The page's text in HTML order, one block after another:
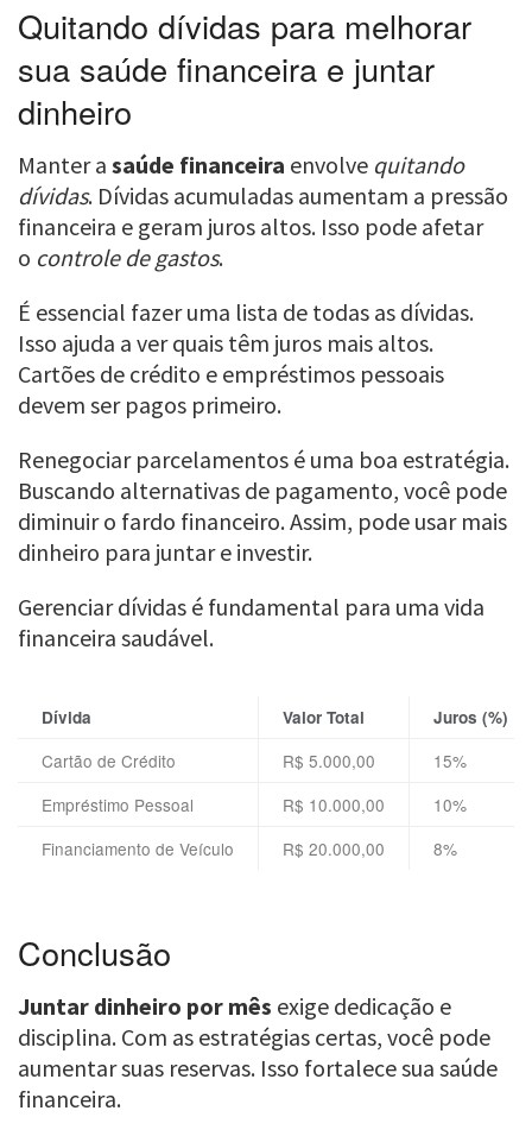
Quitando dívidas para melhorar
sua saúde financeira e juntar
dinheiro
Manter a saúde financeira envolve quitando
dívidas. Dívidas acumuladas aumentam a pressão
financeira e geram juros altos. Isso pode afetar
o controle de gastos.
É essencial fazer uma lista de todas as dívidas.
Isso ajuda a ver quais têm juros mais altos.
Cartões de crédito e empréstimos pessoais
devem ser pagos primeiro.
Renegociar parcelamentos é uma boa estratégia.
Buscando alternativas de pagamento, você pode
diminuir o fardo financeiro. Assim, pode usar mais
dinheiro para juntar e investir.
Gerenciar dívidas é fundamental para uma vida
financeira saudável.
Dívida Valor Total Juros (%)
Cartão de Crédito R$ 5.000,00
15%
Empréstimo Pessoal
R$ 10.000,00
10%
Financiamento de Veículo
R$ 20.000,00 8%
Conclusão
Juntar dinheiro por mês exige dedicação e
disciplina. Com as estratégias certas, você pode
aumentar suas reservas. Isso fortalece sua saúde
financeira.